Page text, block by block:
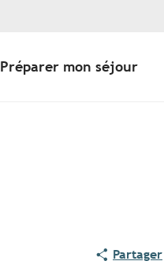
Préparer mon séjour
Partager